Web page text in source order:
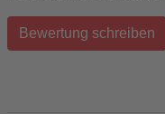
Bewertung schreiben